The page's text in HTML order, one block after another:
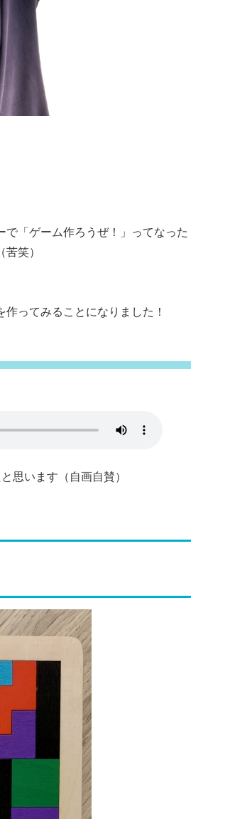
で「ゲーム作ろうぜ！」ってなった
笑）
ってみることになりました！
思います（自画自賛）